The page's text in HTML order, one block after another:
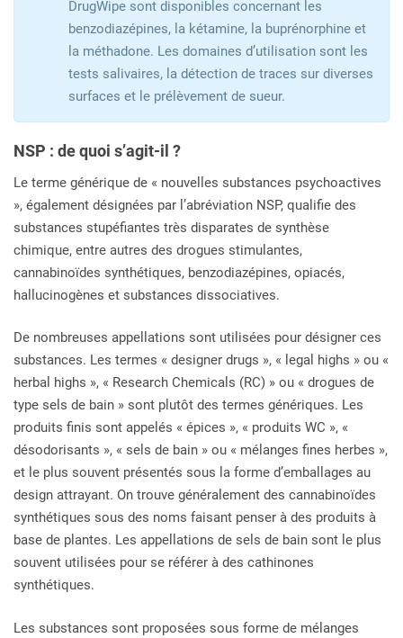
DrugWipe sont disponibles concernant les
benzodiazépines, la kétamine, la buprénorphine et
la méthadone. Les domaines d’utilisation sont les
tests salivaires, la détection de traces sur diverses
surfaces et le prélèvement de sueur.
NSP : de quoi s’agit-il ?
Le terme générique de « nouvelles substances psychoactives
», également désignées par l’abréviation NSP, qualifie des
substances stupéfiantes très disparates de synthèse
chimique, entre autres des drogues stimulantes,
cannabinoïdes synthétiques, benzodiazépines, opiacés,
hallucinogènes et substances dissociatives.
De nombreuses appellations sont utilisées pour désigner ces
substances. Les termes « designer drugs », « legal highs » ou «
herbal highs », « Research Chemicals (RC) » ou « drogues de
type sels de bain » sont plutôt des termes génériques. Les
produits finis sont appelés « épices », « produits WC », «
désodorisants », « sels de bain » ou « mélanges fines herbes »,
et le plus souvent présentés sous la forme d’emballages au
design attrayant. On trouve généralement des cannabinoïdes
synthétiques sous des noms faisant penser à des produits à
base de plantes. Les appellations de sels de bain sont le plus
souvent utilisées pour se référer à des cathinones
synthétiques.
Les substances sont proposées sous forme de mélanges